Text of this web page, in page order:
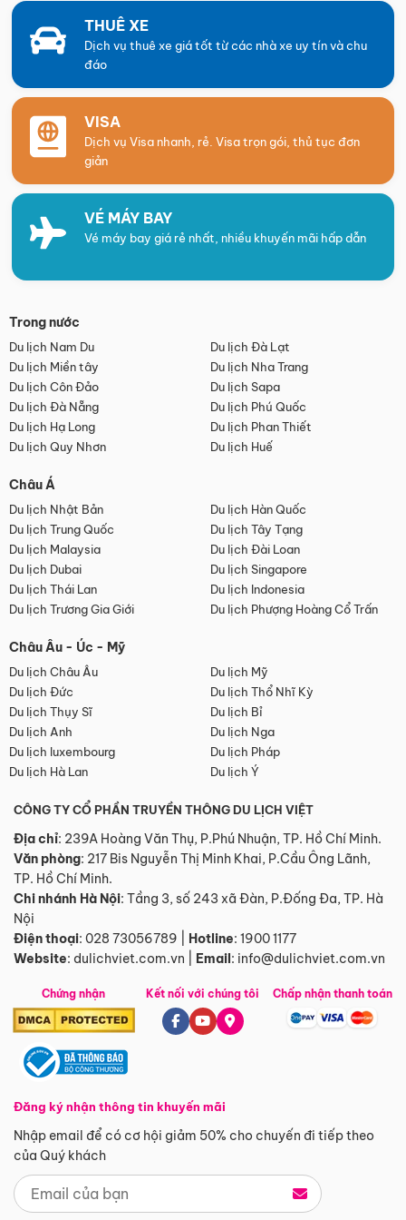
THUÊ XE
Dịch vụ thuê xe giá tốt từ các nhà xe uy tín và chu
đáo
VISA
Dịch vụ Visa nhanh, rẻ. Visa trọn gói, thủ tục đơn
giản
VÉ MÁY BAY
Vé máy bay giá rẻ nhất, nhiều khuyến mãi hấp dẫn
Trong nước
Du lịch Nam Du
Du lịch Đà Lạt
Du lịch Miền tây
Du lịch Nha Trang
Du lịch Côn Đảo
Du lịch Sapa
Du lịch Đà Nẵng
Du lịch Phú Quốc
Du lịch Hạ Long
Du lịch Phan Thiết
Du lịch Quy Nhơn
Du lịch Huế
Châu Á
Du lịch Nhật Bản
Du lịch Hàn Quốc
Du lịch Trung Quốc
Du lịch Tây Tạng
Du lịch Malaysia
Du lịch Đài Loan
Du lịch Dubai
Du lịch Singapore
Du lịch Thái Lan
Du lịch Indonesia
Du lịch Trương Gia Giới
Du lịch Phượng Hoàng Cổ Trấn
Châu Âu - Úc - Mỹ
Du lịch Châu Âu
Du lịch Mỹ
Du lịch Đức
Du lịch Thổ Nhĩ Kỳ
Du lịch Thụy Sĩ
Du lịch Bỉ
Du lịch Anh
Du lịch Nga
Du lịch luxembourg
Du lịch Pháp
Du lịch Hà Lan
Du lịch Ý
CÔNG TY CỔ PHẦN TRUYỀN THÔNG DU LỊCH VIỆT
Địa chỉ: 239A Hoàng Văn Thụ, P.Phú Nhuận, TP. Hồ Chí Minh.
Văn phòng: 217 Bis Nguyễn Thị Minh Khai, P.Cầu Ông Lãnh,
TP. Hồ Chí Minh.
Chi nhánh Hà Nội: Tầng 3, số 243 xã Đàn, P.Đống Đa, TP. Hà
Nội
Điện thoại: 028 73056789 Hotline: 1900 1177
Website: dulichviet.com.vn Email: info@dulichviet.com.vn
Chứng nhận
Đăng ký nhận thông tin khuyến mãi
Nhập email để có cơ hội giảm 50% cho chuyến đi tiếp theo
của Quý khách
Kết nối với chúng tôi Chấp nhận thanh toán